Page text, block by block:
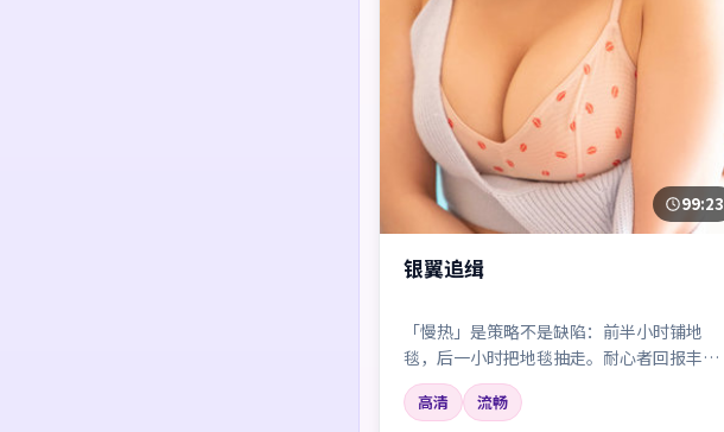
99:23
银翼追缉
「慢热」是策略不是缺陷：前半小时铺地
毯，后一小时把地毯抽走。耐心者回报丰
厚。
高清
流畅